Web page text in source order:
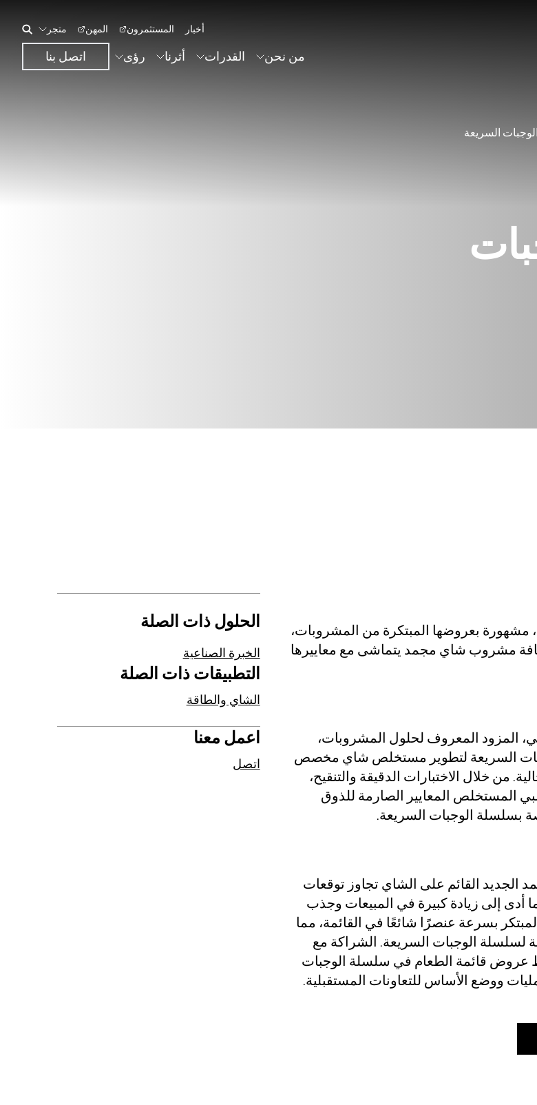
أخبار المستثمرون المهن متجر
من نحن القدرات أثرنا رؤى اتصل بنا
السريعة
بعروضها المبتكرة من المشروبات،
مشروب شاي مجمد يتماشى مع معاييرها
المزود المعروف لحلول المشروبات،
السريعة لتطوير مستخلص شاي مخصص
من خلال الاختبارات الدقيقة والتنقيح،
المستخلص المعايير الصارمة للذوق
بسلسلة الوجبات السريعة.
الجديد القائم على الشاي تجاوز توقعات
أدى إلى زيادة كبيرة في المبيعات وجذب
بسرعة عنصرًا شائعًا في القائمة، مما
لسلسلة الوجبات السريعة. الشراكة مع
عروض قائمة الطعام في سلسلة الوجبات
ووضع الأساس للتعاونات المستقبلية.
الحلول ذات الصلة
الخبرة الصناعية
التطبيقات ذات الصلة
الشاي والطاقة
اعمل معنا
اتصل